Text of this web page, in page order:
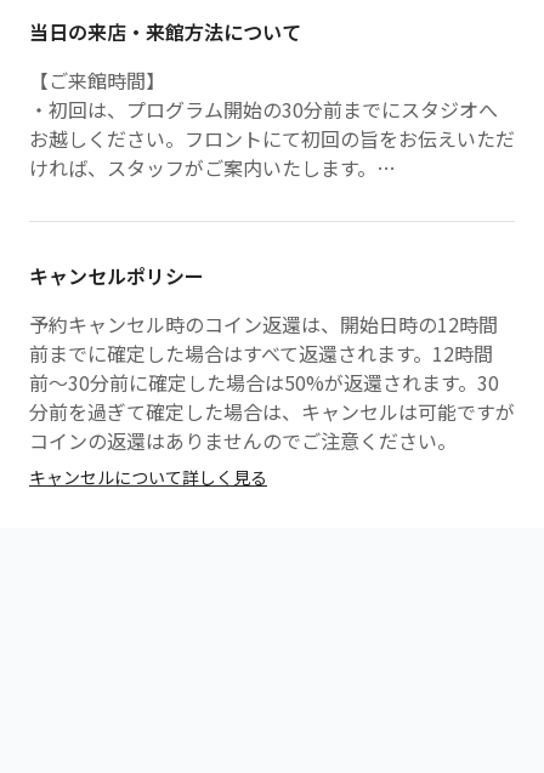
当日の来店・来館方法について
【ご来館時間】
・初回は、プログラム開始の30分前までにスタジオへ
お越しください。フロントにて初回の旨をお伝えいただ
ければ、スタッフがご案内いたします。
来店をお願いいたします。お着替え等の準備時間がござ
・ジムエリアをご利用の場合、ご予約時間の5分前から
入館可能です。
【ご来店方法】
・ご到着後、受付スタッフへ「FitFits経由でのご来
店」である旨をお伝えください。
【遅刻時の対応について】
キャンセルポリシー
予約キャンセル時のコイン返還は、開始日時の12時間
前までに確定した場合はすべて返還されます。12時間
前〜30分前に確定した場合は50%が返還されます。30
分前を過ぎて確定した場合は、キャンセルは可能ですが
コインの返還はありませんのでご注意ください。
キャンセルについて詳しく見る